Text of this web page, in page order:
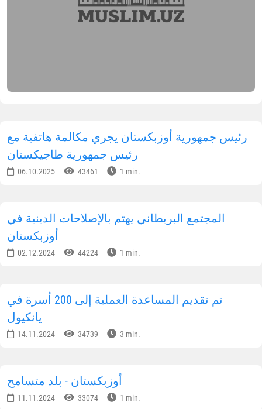
رئيس جمهورية أوزبكستان يجري مكالمة هاتفية مع
رئيس جمهورية طاجيكستان
06.10.2025 43461 1 min.
المجتمع البريطاني يهتم بالإصلاحات الدينية في
أوزبكستان
02.12.2024 44224 1 min.
تم تقديم المساعدة العملية إلى 200 أسرة في
يانكيول
14.11.2024 34739 3 min.
أوزبكستان - بلد متسامح
11.11.2024 33074 1 min.